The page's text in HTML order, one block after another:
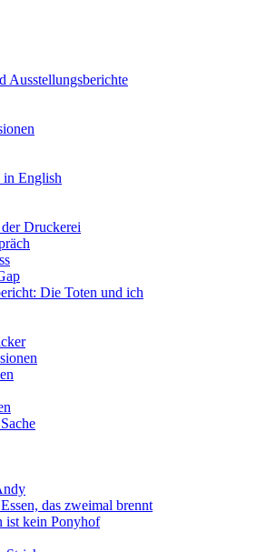
Ausstellungsberichte
English
Druckerei
Die Toten und ich
das zweimal brennt
ist kein Ponyhof